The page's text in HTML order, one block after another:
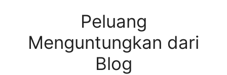
Peluang
Menguntungkan dari
Blog